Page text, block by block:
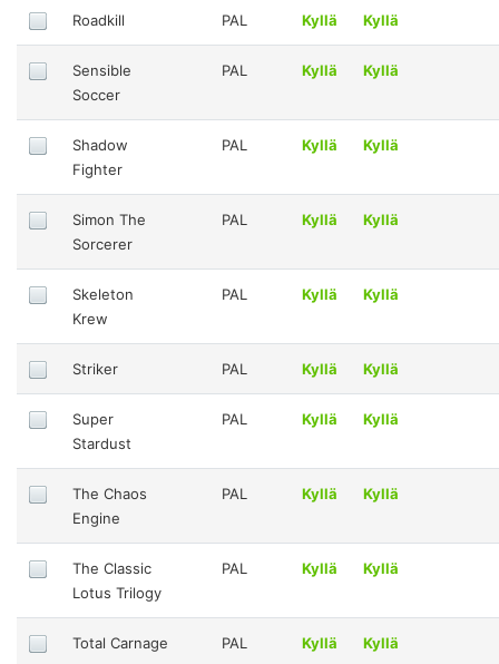
Roadkill PAL Kyllä Kyllä
Sensible
Soccer
PAL Kyllä Kyllä
Shadow
Fighter
PAL Kyllä Kyllä
Simon The
Sorcerer
PAL Kyllä Kyllä
Skeleton
Krew
PAL Kyllä Kyllä
Striker PAL Kyllä Kyllä
Super
Stardust
PAL Kyllä Kyllä
The Chaos
Engine
PAL Kyllä Kyllä
The Classic
Lotus Trilogy
PAL Kyllä Kyllä
Total Carnage PAL Kyllä Kyllä